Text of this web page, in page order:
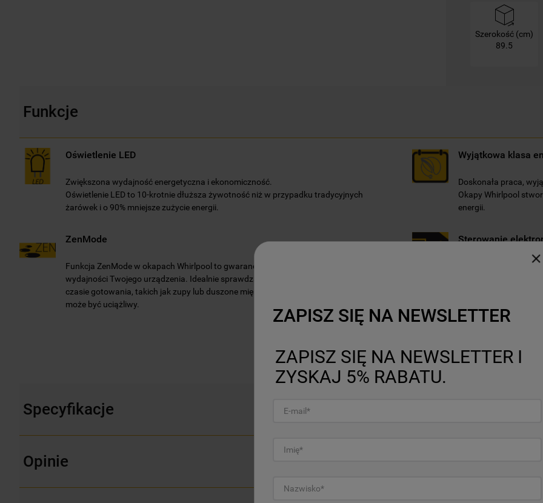
Szerokość (cm)
89.5
Funkcje
Oświetlenie LED
Zwiększona wydajność energetyczna i ekonomiczność.
Oświetlenie LED to 10-krotnie dłuższa żywotność niż w przypadku tradycyjnych
żarówek i o 90% mniejsze zużycie energii.
Wyjątkowa klasa
Doskonała praca,
Okapy Whirlpool
energii.
ZenMode
Funkcja ZenMode w okapach Whirlpool to gwarancja wyjątkowo cichej pracy i
wydajności Twojego urządzenia. Idealnie sprawdza się w przypadku dań o długim
czasie gotowania, takich jak zupy lub duszone mięsa, gdy długotrwały hałas okapu
może być uciążliwy.
Sterowanie
Okap Whirlpool ma
najprostszą i
więcej
Specyfikacje
Opinie
ZAPISZ SIĘ NA NEWSLETTER
ZAPISZ SIĘ NA NEWSLETTER I
ZYSKAJ 5% RABATU.